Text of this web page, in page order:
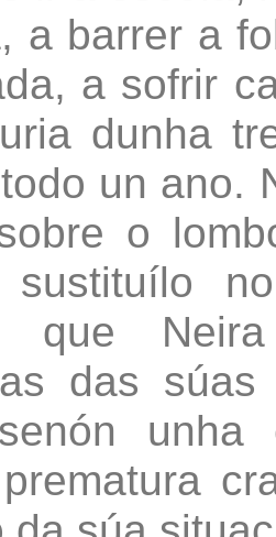
a barrer a
a sofrir
dunha
un ano.
o
sustituílo
que
das